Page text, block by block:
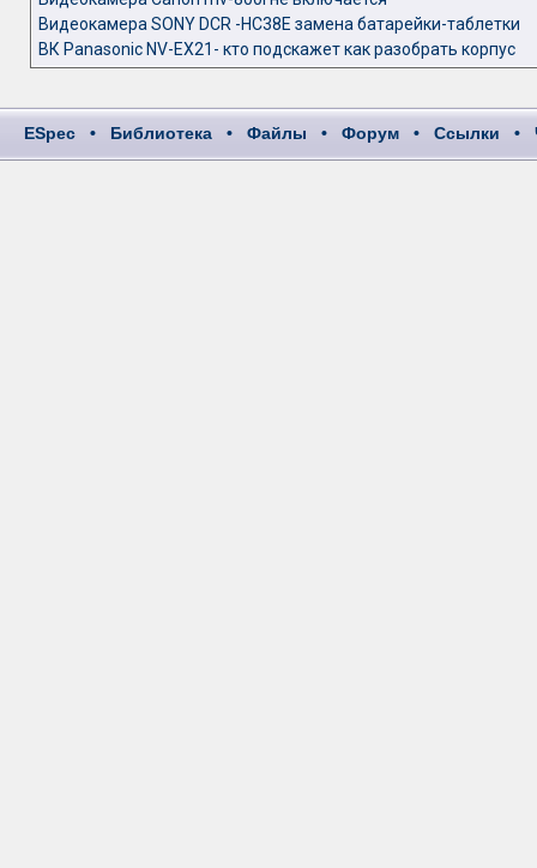
Видеокамера SONY DCR -HC38E замена батарейки-таблетки
ВК Panasonic NV-EX21- кто подскажет как разобрать корпус
ESpec • Библиотека • Файлы • Форум • Ссылки •